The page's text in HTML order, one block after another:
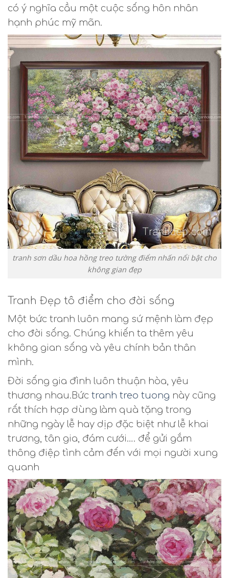
có ý nghĩa cầu một cuộc sống hôn nhân
hạnh phúc mỹ mãn.
tranh sơn dầu hoa hồng treo tường điểm nhấn nổi bật cho
không gian đẹp
Tranh Đẹp tô điểm cho đời sống
Một bức tranh luôn mang sứ mệnh làm đẹp
cho đời sống. Chúng khiến ta thêm yêu
không gian sống và yêu chính bản thân
mình.
Đời sống gia đình luôn thuận hòa, yêu
thương nhau.Bức tranh treo tuong này cũng
rất thích hợp dùng làm quà tặng trong
những ngày lễ hay dịp đặc biệt như lễ khai
trương, tân gia, đám cưới…. để gửi gắm
thông điệp tình cảm đến với mọi người xung
quanh